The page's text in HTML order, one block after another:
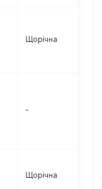
Щорічна
-
Щорічна